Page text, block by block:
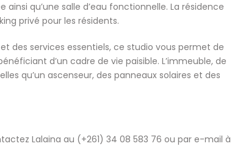
qu’une salle d’eau fonctionnelle. La résidence
privé pour les résidents.
des services essentiels, ce studio vous permet de
d’un cadre de vie paisible. L’immeuble, de
qu’un ascenseur, des panneaux solaires et des
Lalaina au (+261) 34 08 583 76 ou par e-mail à